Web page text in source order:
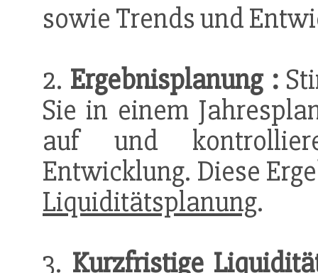
sowie Trends und
2. Ergebnisplanung :
Sie in einem
auf und
Entwicklung. Diese
Liquiditätsplanung.
3. Kurzfristige